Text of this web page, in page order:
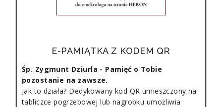
E-PAMIĄTKA Z KODEM QR
Śp. Zygmunt Dziurla - Pamięć o Tobie
pozostanie na zawsze.
Jak to działa? Dedykowany kod QR umieszczony na
tabliczce pogrzebowej lub nagrobku umożliwia